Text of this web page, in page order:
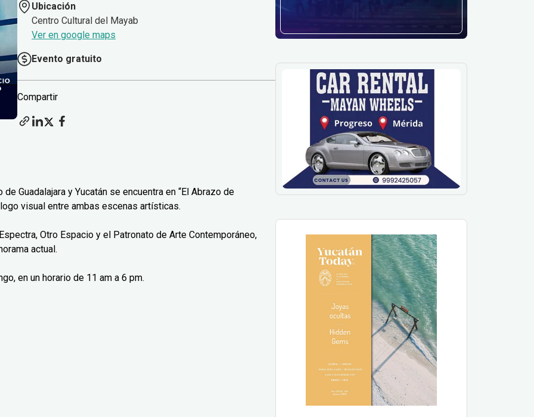
Ubicación
Centro Cultural del Mayab
Ver en google maps
Evento gratuito
Compartir
Guadalajara y Yucatán se encuentra en “El Abrazo de
visual entre ambas escenas artísticas.
Otro Espacio y el Patronato de Arte Contemporáneo,
actual.
en un horario de 11 am a 6 pm.